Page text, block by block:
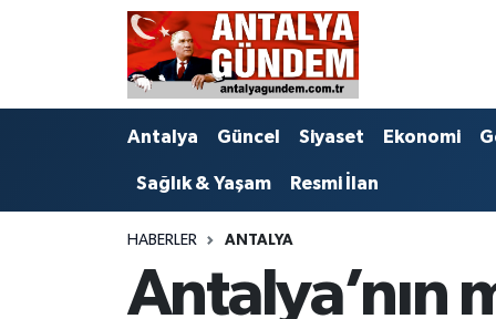
Antalya Güncel Siyaset Ekonomi
Sağlık & Yaşam Resmi İlan
HABERLER ANTALYA
Antalya’nın
Antalya
Bilim & Teknoloji
EĞİTİM
Antalya Nöbetçi Eczaneler
Antalya Hava Durumu
Antalya Namaz Vakitleri
Süper Lig Puan Durumu ve Fikstür